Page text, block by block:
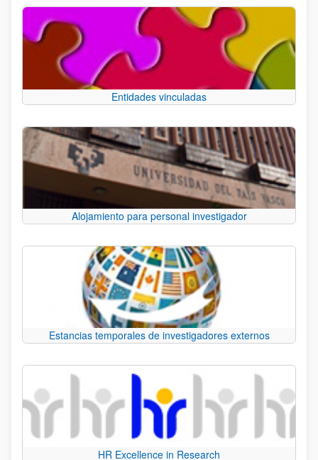
Entidades vinculadas
Alojamiento para personal investigador
Estancias temporales de investigadores externos
HR Excellence in Research